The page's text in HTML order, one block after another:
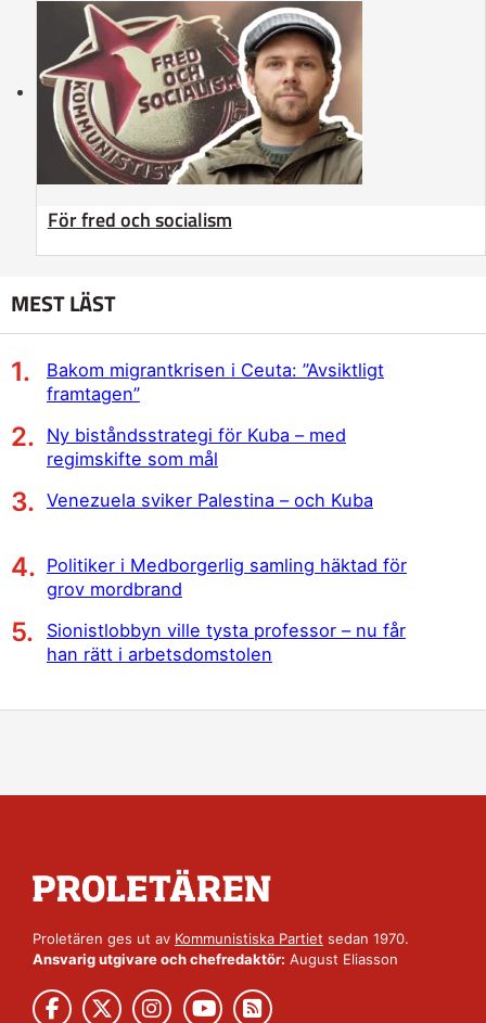
För fred och socialism
MEST LÄST
Bakom migrantkrisen i Ceuta: ”Avsiktligt
framtagen”
Ny biståndsstrategi för Kuba – med
regimskifte som mål
Venezuela sviker Palestina – och Kuba
Politiker i Medborgerlig samling häktad för
grov mordbrand
Sionistlobbyn ville tysta professor – nu får
han rätt i arbetsdomstolen
Proletären ges ut av Kommunistiska Partiet sedan 1970.
Ansvarig utgivare och chefredaktör: August Eliasson